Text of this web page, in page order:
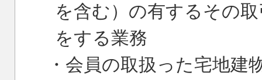
を含む）の有するその
をする業務
・会員の取扱った宅地建